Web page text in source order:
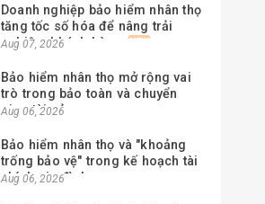
Doanh nghiệp bảo hiểm nhân thọ
tăng tốc số hóa để nâng trải
nghiệm khách hàng
Aug 07, 2026
Bảo hiểm nhân thọ mở rộng vai
trò trong bảo toàn và chuyển
giao tài sản
Aug 06, 2026
Bảo hiểm nhân thọ và "khoảng
trống bảo vệ" trong kế hoạch tài
chính gia đình
Aug 06, 2026